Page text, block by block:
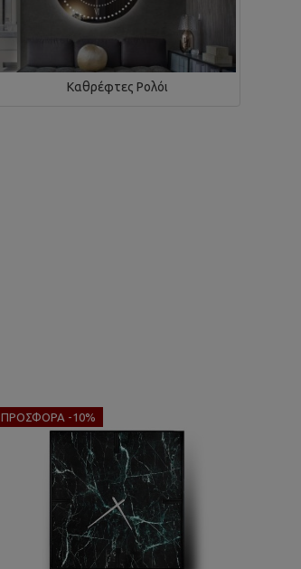
Καθρέφτες Ρολόι
ΠΡΟΣΦΟΡΆ -10%